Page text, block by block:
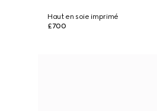
Haut en soie imprimé
£700